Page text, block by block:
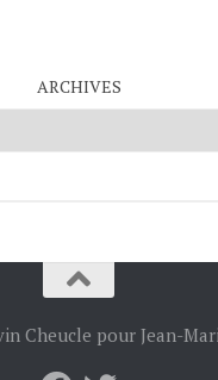
ARCHIVES
Cheucle pour Jean-